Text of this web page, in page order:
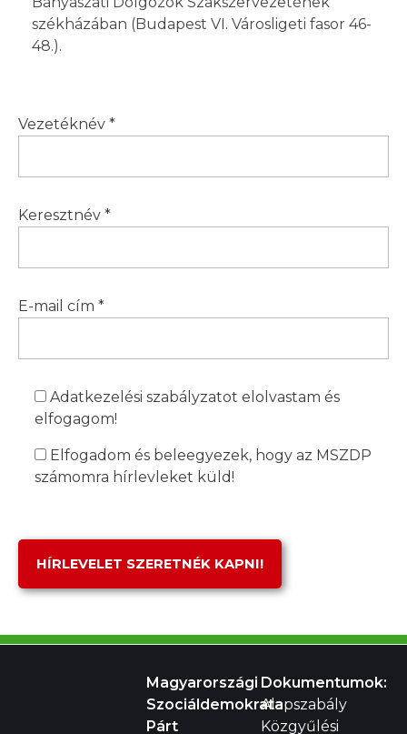
székházában (Budapest VI. Városligeti fasor 46-
48.).
Vezetéknév *
Keresztnév *
E-mail cím *
Adatkezelési szabályzatot elolvastam és
elfogagom!
Elfogadom és beleegyezek, hogy az MSZDP
számomra hírlevleket küld!
Magyarországi
Szociáldemokrata
Párt
Dokumentumok:
Alapszabály
Közgyűlési